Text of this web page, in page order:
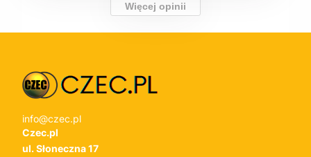
Więcej opinii
info@czec.pl
Czec.pl
ul. Słoneczna 17